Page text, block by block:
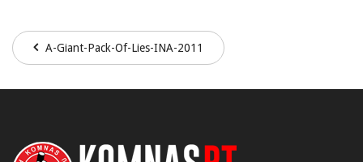
A-Giant-Pack-Of-Lies-INA-2011